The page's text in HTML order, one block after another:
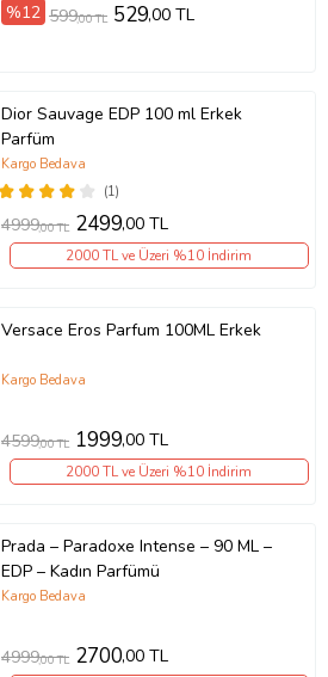
%12 599,00 TL 529,00 TL
Dior Sauvage EDP 100 ml Erkek
Parfüm
(1)
Kargo Bedava
4999,00 TL 2499,00 TL
2000 TL ve Üzeri %10 İndirim
Versace Eros Parfum 100ML Erkek
Kargo Bedava
4599,00 TL 1999,00 TL
2000 TL ve Üzeri %10 İndirim
Prada – Paradoxe Intense – 90 ML –
EDP – Kadın Parfümü
Kargo Bedava
4999,00 TL 2700,00 TL